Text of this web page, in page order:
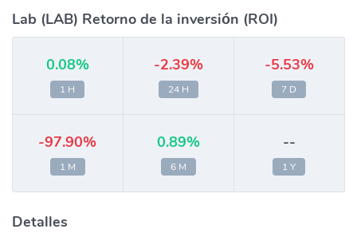
Lab (LAB) Retorno de la inversión (ROI)
0.08%
1 H
-2.39%
24 H
-5.53%
7 D
-97.90%
1 M
0.89%
6 M
--
1 Y
Detalles